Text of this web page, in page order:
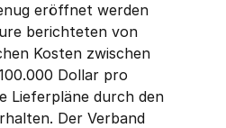
eröffnet werden
berichteten von
Kosten zwischen
Dollar pro
Lieferpläne durch den
Der Verband